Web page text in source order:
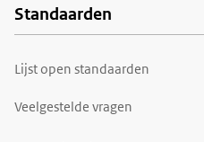
Voet
Standaarden
Lijst open standaarden
Veelgestelde vragen